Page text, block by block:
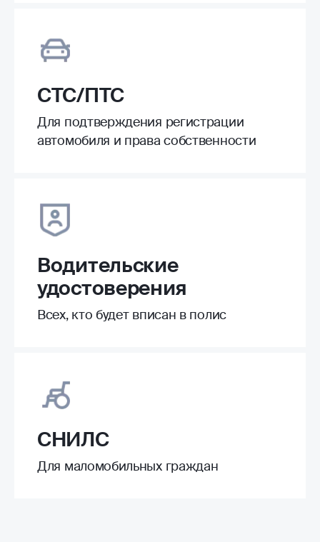
СТС/ПТС
Для подтверждения регистрации
автомобиля и права собственности
Водительские
удостоверения
Всех, кто будет вписан в полис
СНИЛС
Для маломобильных граждан